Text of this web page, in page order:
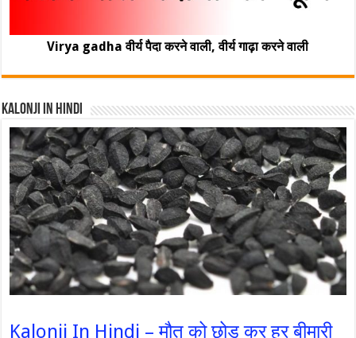
Virya gadha वीर्य पैदा करने वाली, वीर्य गाढ़ा करने वाली
Kalonji In Hindi
Kalonji In Hindi – मौत को छोड़ कर हर बीमारी